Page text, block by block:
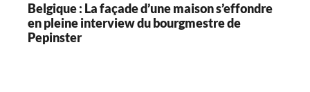
Belgique : La façade d’une maison s’effondre
en pleine interview du bourgmestre de
Pepinster